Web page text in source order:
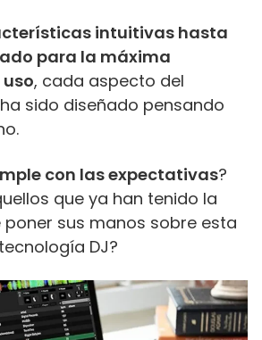
intuitivas hasta
para la máxima
, cada aspecto del
sido diseñado pensando
con las expectativas?
que ya han tenido la
sus manos sobre esta
DJ?